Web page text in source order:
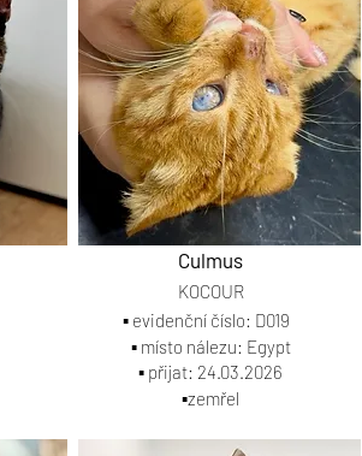
Culmus
▪️ evidenční číslo: D019
▪️ místo nálezu: Egypt
▪️ přijat: 24.03.2026
▪️zemřel
KOCOUR